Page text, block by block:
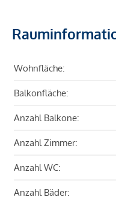
Wohnfläche:
Balkonfläche:
Anzahl Balkone:
Anzahl Zimmer:
Anzahl WC:
Anzahl Bäder: